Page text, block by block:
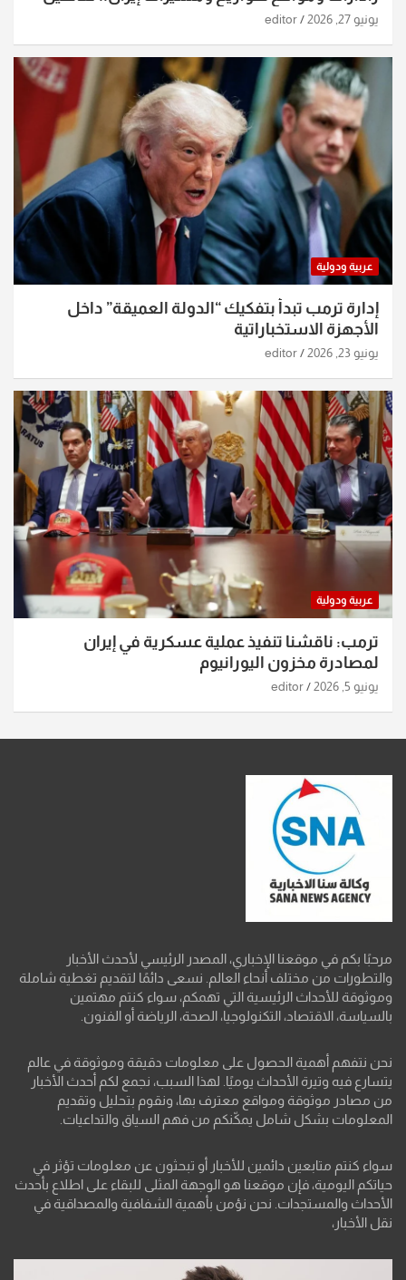
الساعات الماضية
يونيو 27, 2026 editor
عربية ودولية
إدارة ترمب تبدأ بتفكيك “الدولة العميقة” داخل
الأجهزة الاستخباراتية
يونيو 23, 2026 editor
عربية ودولية
ترمب: ناقشنا تنفيذ عملية عسكرية في إيران
لمصادرة مخزون اليورانيوم
يونيو 5, 2026 editor
مرحبًا بكم في موقعنا الإخباري، المصدر الرئيسي لأحدث الأخبار
والتطورات من مختلف أنحاء العالم. نسعى دائمًا لتقديم تغطية شاملة
وموثوقة للأحداث الرئيسية التي تهمكم، سواء كنتم مهتمين
بالسياسة، الاقتصاد، التكنولوجيا، الصحة، الرياضة أو الفنون.
نحن نتفهم أهمية الحصول على معلومات دقيقة وموثوقة في عالم
يتسارع فيه وتيرة الأحداث يوميًا. لهذا السبب، نجمع لكم أحدث الأخبار
من مصادر موثوقة ومواقع معترف بها، ونقوم بتحليل وتقديم
المعلومات بشكل شامل يمكّنكم من فهم السياق والتداعيات.
سواء كنتم متابعين دائمين للأخبار أو تبحثون عن معلومات تؤثر في
حياتكم اليومية، فإن موقعنا هو الوجهة المثلى للبقاء على اطلاع بأحدث
الأحداث والمستجدات. نحن نؤمن بأهمية الشفافية والمصداقية في
نقل الأخبار،